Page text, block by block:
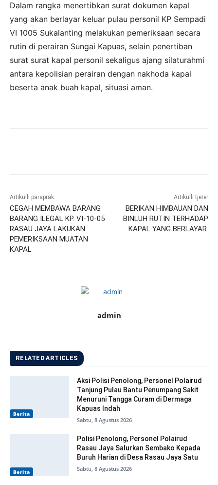
Dalam rangka menertibkan surat dokumen kapal
yang akan berlayar keluar pulau personil KP Sempadi
VI 1005 Sukalanting melakukan pemeriksaan secara
rutin di perairan Sungai Kapuas, selain penertiban
surat surat kapal personil sekaligus ajang silaturahmi
antara kepolisian perairan dengan nakhoda kapal
beserta anak buah kapal, situasi aman.
Artikulli paraprak
CEGAH MEMBAWA BARANG
BARANG ILEGAL KP. VI-10-05
RASAU JAYA LAKUKAN
PEMERIKSAAN MUATAN
KAPAL
Artikulli tjetër
BERIKAN HIMBAUAN DAN
BINLUH RUTIN TERHADAP
KAPAL YANG BERLAYAR.
admin
RELATED ARTICLES
Berita
Aksi Polisi Penolong, Personel Polairud
Tanjung Pulau Bantu Penumpang Sakit
Menuruni Tangga Curam di Dermaga
Kapuas Indah
Sabtu, 8 Agustus 2026
Berita
Polisi Penolong, Personel Polairud
Rasau Jaya Salurkan Sembako Kepada
Buruh Harian di Desa Rasau Jaya Satu
Sabtu, 8 Agustus 2026